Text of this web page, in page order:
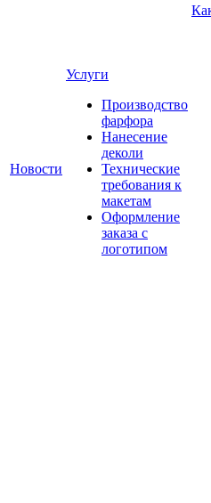
Новости
Услуги
Производство
фарфора
Нанесение
деколи
Технические
требования к
макетам
Оформление
заказа с
логотипом